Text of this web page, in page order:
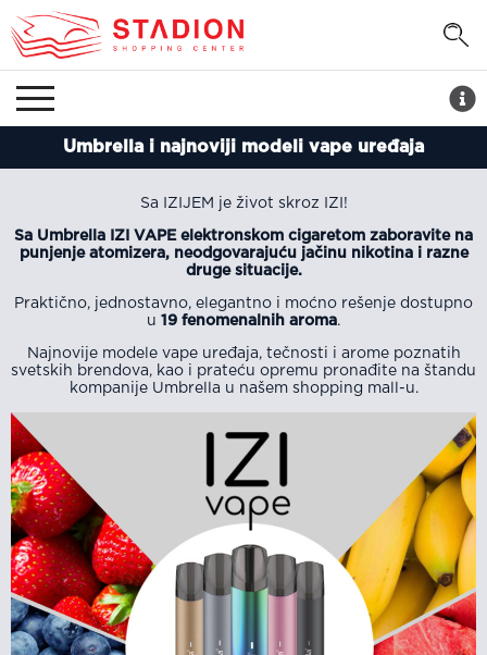
Umbrella i najnoviji modeli vape uređaja
Sa IZIJEM je život skroz IZI!
Sa Umbrella IZI VAPE elektronskom cigaretom zaboravite na
punjenje atomizera, neodgovarajuću jačinu nikotina i razne
druge situacije.
Praktično, jednostavno, elegantno i moćno rešenje dostupno
u 19 fenomenalnih aroma.
Najnovije modele vape uređaja, tečnosti i arome poznatih
svetskih brendova, kao i prateću opremu pronađite na štandu
kompanije Umbrella u našem shopping mall-u.